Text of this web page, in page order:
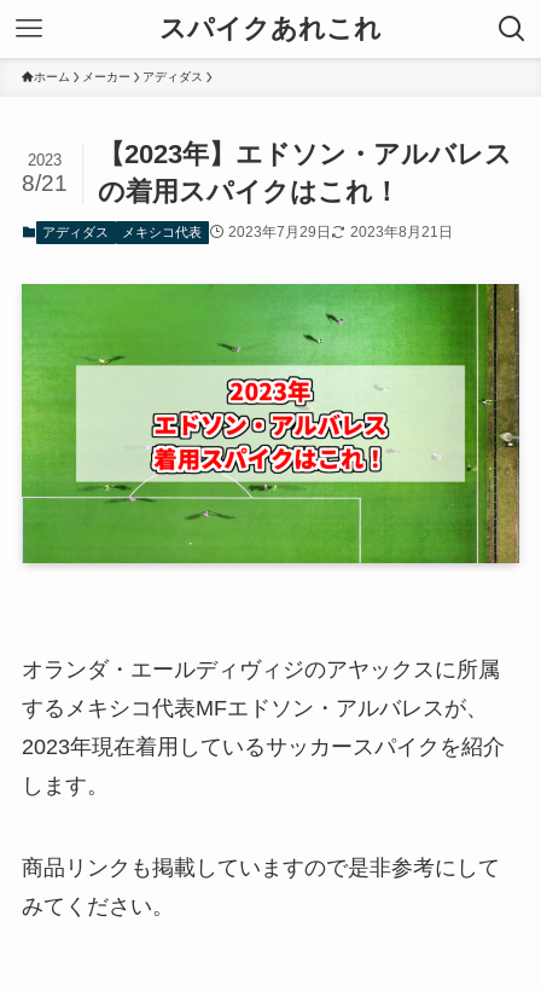
スパイクあれこれ
ホーム メーカー アディダス
【2023年】エドソン・アルバレス
の着用スパイクはこれ！
2023
8/21
アディダス メキシコ代表 2023年7月29日 2023年8月21日
オランダ・エールディヴィジのアヤックスに所属
するメキシコ代表MFエドソン・アルバレスが、
2023年現在着用しているサッカースパイクを紹介
します。
商品リンクも掲載していますので是非参考にして
みてください。